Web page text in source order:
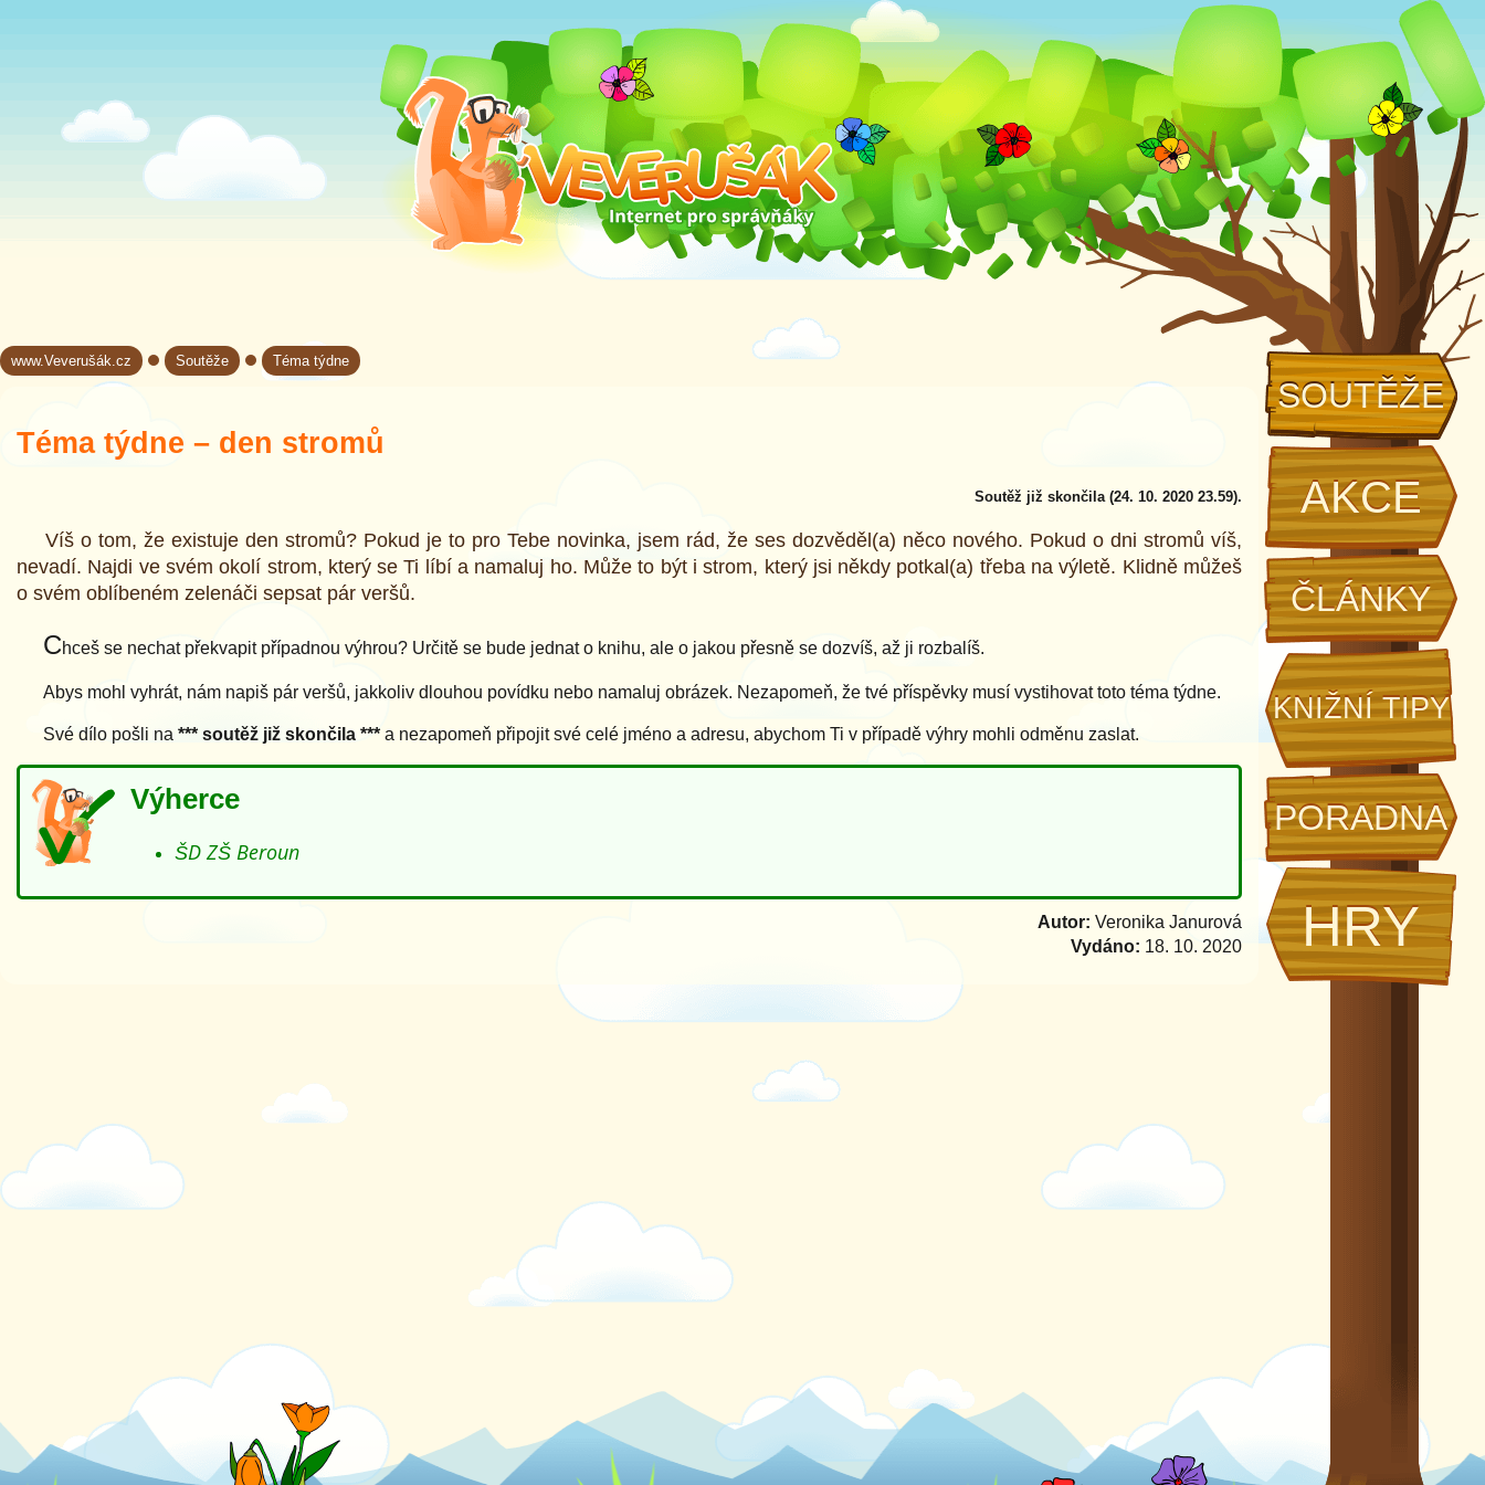
SOUTĚŽE
AKCE
ČLÁNKY
KNIŽNÍ TIPY
PORADNA
HRY
www.Veverušák.cz→ Soutěže
→ Téma týdne
Téma týdne – den stromů
Soutěž již skončila (24. 10. 2020 23.59).
Víš o tom, že existuje den stromů? Pokud je to pro Tebe novinka, jsem rád, že ses dozvěděl(a) něco nového. Pokud o dni stromů víš,
nevadí. Najdi ve svém okolí strom, který se Ti líbí a namaluj ho. Může to být i strom, který jsi někdy potkal(a) třeba na výletě. Klidně můžeš
o svém oblíbeném zelenáči sepsat pár veršů.
Chceš se nechat překvapit případnou výhrou? Určitě se bude jednat o knihu, ale o jakou přesně se dozvíš, až ji rozbalíš.
Abys mohl vyhrát, nám napiš pár veršů, jakkoliv dlouhou povídku nebo namaluj obrázek. Nezapomeň, že tvé příspěvky musí vystihovat toto téma týdne.
Své dílo pošli na *** soutěž již skončila *** a nezapomeň připojit své celé jméno a adresu, abychom Ti v případě výhry mohli odměnu zaslat.
Výherce
ŠD ZŠ Beroun
Autor: Veronika Janurová
Vydáno: 18. 10. 2020